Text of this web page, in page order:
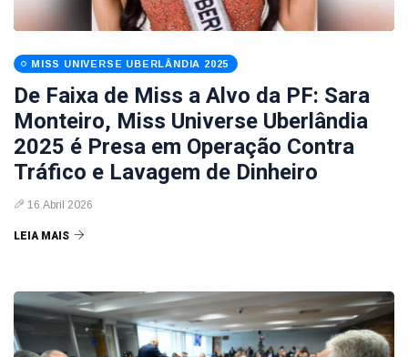
MISS UNIVERSE UBERLÂNDIA 2025
De Faixa de Miss a Alvo da PF: Sara
Monteiro, Miss Universe Uberlândia
2025 é Presa em Operação Contra
Tráfico e Lavagem de Dinheiro
16 Abril 2026
LEIA MAIS